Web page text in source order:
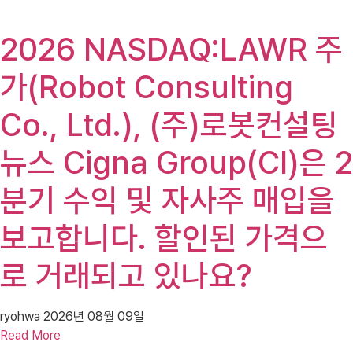
2026 NASDAQ:LAWR 주
가(Robot Consulting
Co., Ltd.), (주)로봇컨설팅
뉴스 Cigna Group(CI)은 2
분기 수익 및 자사주 매입을
보고합니다. 할인된 가격으
로 거래되고 있나요?
ryohwa 2026년 08월 09일
Read More